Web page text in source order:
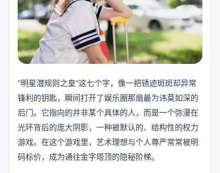
“明星潜规则之皇”这七个字，像一把锈迹斑斑却异常
锋利的钥匙，瞬间打开了娱乐圈那扇最为讳莫如深的
后门。它指向的并非某个具体的人，而是一个弥漫在
光环背后的庞大阴影，一种被默认的、结构性的权力
游戏。在这个游戏里，艺术理想与个人尊严常常被明
码标价，成为通往金字塔顶的隐秘阶梯。